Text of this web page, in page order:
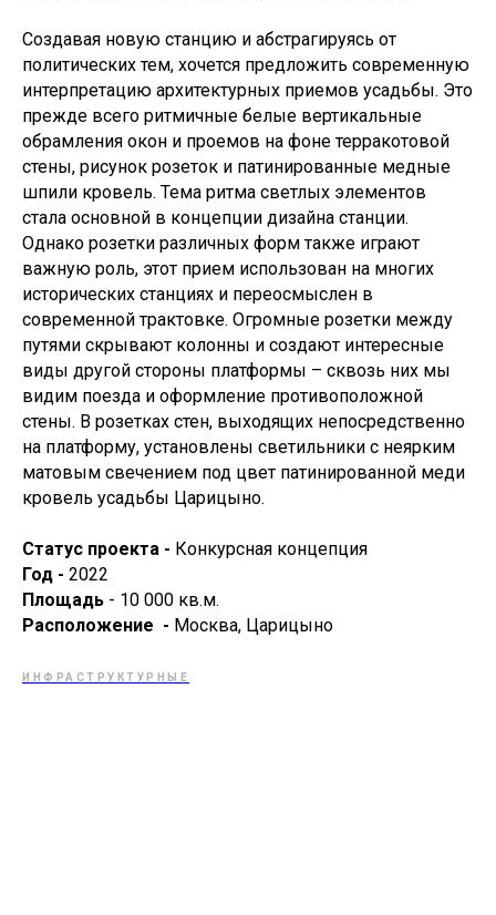
Создавая новую станцию и абстрагируясь от
политических тем, хочется предложить современную
интерпретацию архитектурных приемов усадьбы. Это
прежде всего ритмичные белые вертикальные
обрамления окон и проемов на фоне терракотовой
стены, рисунок розеток и патинированные медные
шпили кровель. Тема ритма светлых элементов
стала основной в концепции дизайна станции.
Однако розетки различных форм также играют
важную роль, этот прием использован на многих
исторических станциях и переосмыслен в
современной трактовке. Огромные розетки между
путями скрывают колонны и создают интересные
виды другой стороны платформы – сквозь них мы
видим поезда и оформление противоположной
стены. В розетках стен, выходящих непосредственно
на платформу, установлены светильники с неярким
матовым свечением под цвет патинированной меди
кровель усадьбы Царицыно.
Cтатус проекта - Конкурсная концепция
Год - 2022
Площадь - 10 000 кв.м.
Расположение - Москва, Царицыно
ИНФРАСТРУКТУРНЫЕ
© Алексей Ильин 2025